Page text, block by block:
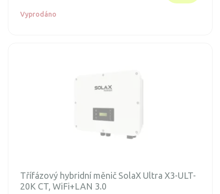
Vyprodáno
Třífázový hybridní měnič SolaX Ultra X3-ULT-
20K CT, WiFi+LAN 3.0